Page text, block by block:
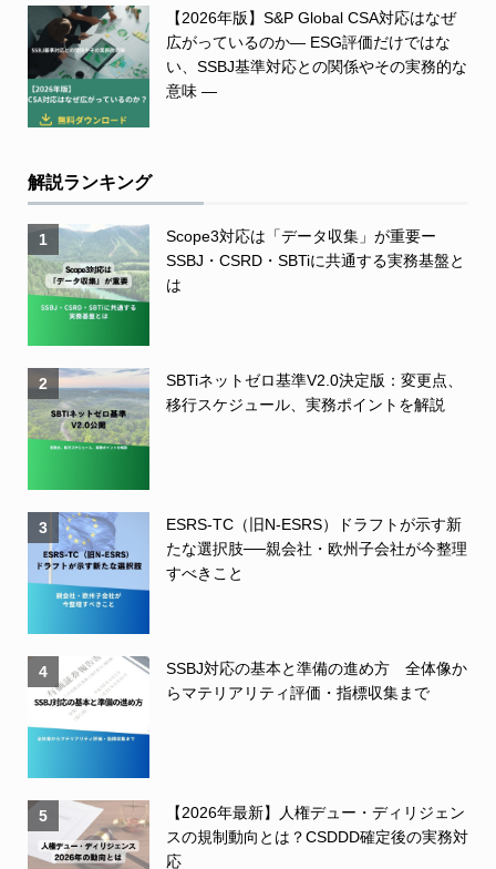
【2026年版】S&P Global CSA対応はなぜ
広がっているのか― ESG評価だけではな
い、SSBJ基準対応との関係やその実務的な
意味 ―
解説ランキング
1
Scope3対応は「データ収集」が重要ー
SSBJ・CSRD・SBTiに共通する実務基盤と
は
2
SBTiネットゼロ基準V2.0決定版：変更点、
移行スケジュール、実務ポイントを解説
3
ESRS-TC（旧N-ESRS）ドラフトが示す新
たな選択肢──親会社・欧州子会社が今整理
すべきこと
4
SSBJ対応の基本と準備の進め方 全体像か
らマテリアリティ評価・指標収集まで
5
【2026年最新】人権デュー・ディリジェン
スの規制動向とは？CSDDD確定後の実務対
応